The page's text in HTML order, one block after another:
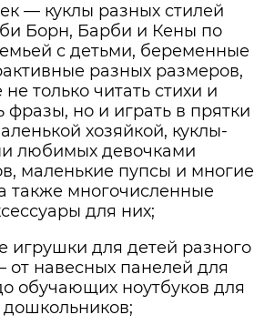
— куклы разных стилей
Борн, Барби и Кены по
с детьми, беременные
разных размеров,
только читать стихи и
фразы, но и играть в прятки
хозяйкой, куклы-
любимых девочками
маленькие пупсы и многие
также многочисленные
для них;
игрушки для детей разного
от навесных панелей для
обучающих ноутбуков для
дошкольников;